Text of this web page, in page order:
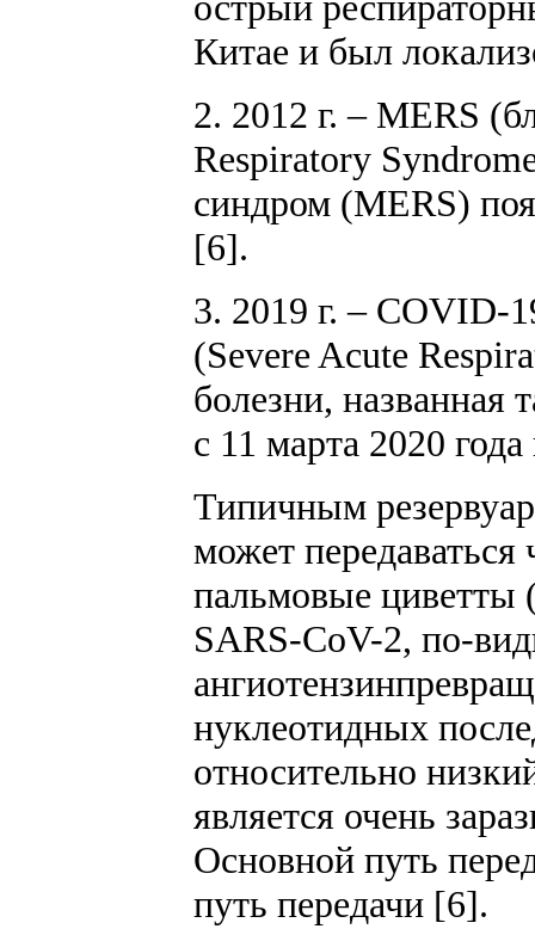
Китае и был
2. 2012 г. – MERS
Respiratory
синдром (MERS)
[6].
3. 2019 г. – COVID-
(Severe Acute
болезни,
с 11 марта 2020
Типичным
может
пальмовые циветты
SARS-CoV-2, по-
нуклеотидных
относительно
является очень
Основной путь
путь передачи [6].